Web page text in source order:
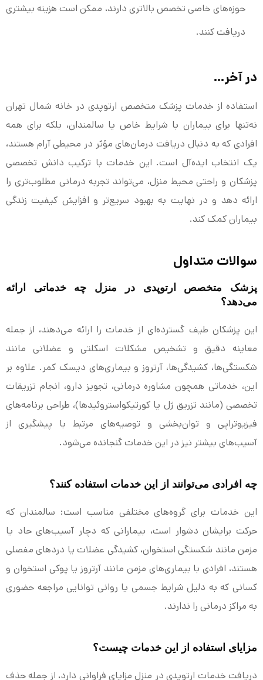
حوزه‌های خاصی تخصص بالاتری دارند، ممکن است هزینه بیشتری
دریافت کنند.
در آخر…
استفاده از خدمات پزشک متخصص ارتوپدی در خانه شمال تهران
نه‌تنها برای بیماران با شرایط خاص یا سالمندان، بلکه برای همه
افرادی که به دنبال دریافت درمان‌های مؤثر در محیطی آرام هستند،
یک انتخاب ایده‌آل است. این خدمات با ترکیب دانش تخصصی
پزشکان و راحتی محیط منزل، می‌تواند تجربه درمانی مطلوب‌تری را
ارائه دهد و در نهایت به بهبود سریع‌تر و افزایش کیفیت زندگی
بیماران کمک کند.
سوالات متداول
پزشک متخصص ارتوپدی در منزل چه خدماتی ارائه
می‌دهد؟
این پزشکان طیف گسترده‌ای از خدمات را ارائه می‌دهند، از جمله
معاینه دقیق و تشخیص مشکلات اسکلتی و عضلانی مانند
شکستگی‌ها، کشیدگی‌ها، آرتروز و بیماری‌های دیسک کمر. علاوه بر
این، خدماتی همچون مشاوره درمانی، تجویز دارو، انجام تزریقات
تخصصی (مانند تزریق ژل یا کورتیکواستروئیدها)، طراحی برنامه‌های
فیزیوتراپی و توان‌بخشی و توصیه‌های مرتبط با پیشگیری از
آسیب‌های بیشتر نیز در این خدمات گنجانده می‌شود.
چه افرادی می‌توانند از این خدمات استفاده کنند؟
این خدمات برای گروه‌های مختلفی مناسب است: سالمندان که
حرکت برایشان دشوار است، بیمارانی که دچار آسیب‌های حاد یا
مزمن مانند شکستگی استخوان، کشیدگی عضلات یا دردهای مفصلی
هستند، افرادی با بیماری‌های مزمن مانند آرتروز یا پوکی استخوان و
کسانی که به دلیل شرایط جسمی یا روانی توانایی مراجعه حضوری
به مراکز درمانی را ندارند.
مزایای استفاده از این خدمات چیست؟
دریافت خدمات ارتوپدی در منزل مزایای فراوانی دارد، از جمله حذف